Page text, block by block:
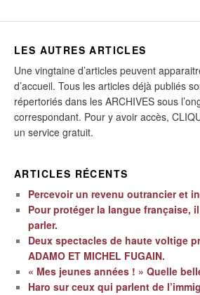
LES AUTRES ARTICLES
Une vingtaine d’articles peuvent
d’accueil. Tous les articles déjà publiés
répertoriés dans les ARCHIVES sous
correspondant. Pour y avoir accès,
un service gratuit.
ARTICLES RÉCENTS
Percevoir un revenu outrancier et
Pour protéger la langue française,
parler.
Deux spectacles de haute voltige
ADAMO ET MICHEL FUGAIN.
« Mes jeunes années ! » Quelle
Haro sur ceux qui parlent de